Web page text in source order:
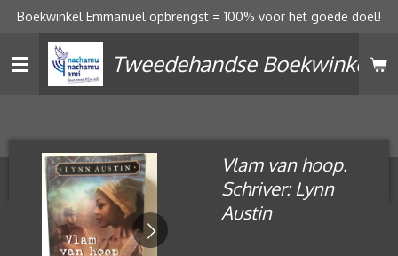
Ga
naar
hoofdinhoud
Tweedehandse Boekwinkel
Boekwinkel Emmanuel opbrengst = 100% voor het goede doel!
Vlam van hoop.
Schriver: Lynn
Austin